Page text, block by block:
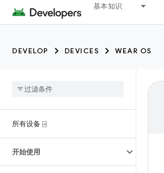
基本知识
DEVELOP DEVICES WEAR OS
所有设备 ⍈
开始使用